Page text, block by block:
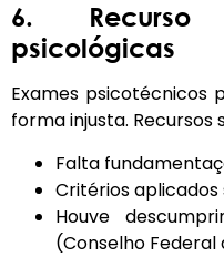
6. Recurso
psicológicas
Exames psicotécnicos
forma injusta. Recursos
Falta
Critérios
Houve
(Conselho Federal